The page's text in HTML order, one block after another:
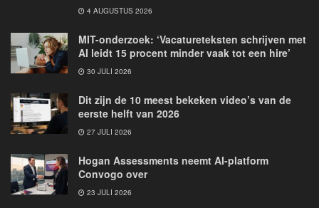
4 AUGUSTUS 2026
MIT-onderzoek: ‘Vacatureteksten schrijven met
AI leidt 15 procent minder vaak tot een hire’
30 JULI 2026
Dit zijn de 10 meest bekeken video’s van de
eerste helft van 2026
27 JULI 2026
Hogan Assessments neemt AI-platform
Convogo over
23 JULI 2026